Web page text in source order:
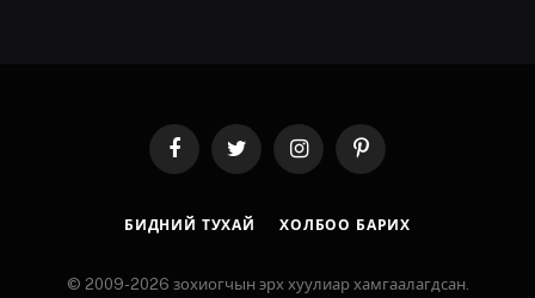
FacebookTwitter InstagramPinterest
БИДНИЙ ТУХАЙ ХОЛБОО БАРИХ
© 2009-2026 зохиогчын эрх хуулиар хамгаалагдсан.